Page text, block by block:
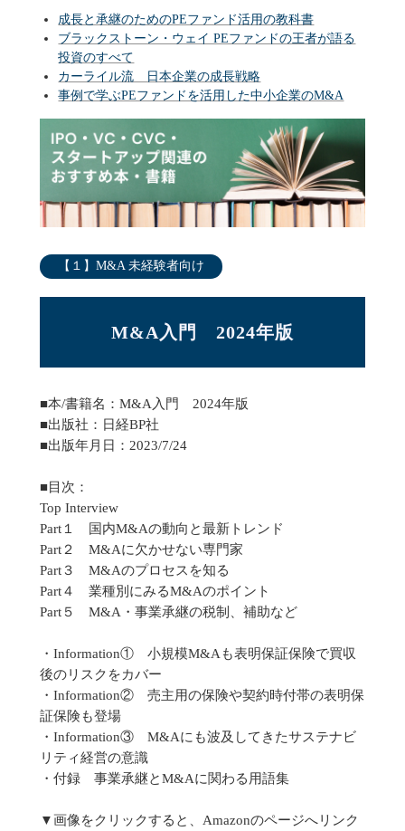
成長と承継のためのPEファンド活用の教科書
ブラックストーン・ウェイ PEファンドの王者が語る
投資のすべて
カーライル流 日本企業の成長戦略
事例で学ぶPEファンドを活用した中小企業のM&A
【１】M&A 未経験者向け
M&A入門　2024年版
■本/書籍名：M&A入門 2024年版
■出版社：日経BP社
■出版年月日：2023/7/24
■目次：
Top Interview
Part１ 国内M&Aの動向と最新トレンド
Part２ M&Aに欠かせない専門家
Part３ M&Aのプロセスを知る
Part４ 業種別にみるM&Aのポイント
Part５ M&A・事業承継の税制、補助など
・Information① 小規模M&Aも表明保証保険で買収
後のリスクをカバー
・Information② 売主用の保険や契約時付帯の表明保
証保険も登場
・Information③ M&Aにも波及してきたサステナビ
リティ経営の意識
・付録 事業承継とM&Aに関わる用語集
▼画像をクリックすると、Amazonのページへリンク